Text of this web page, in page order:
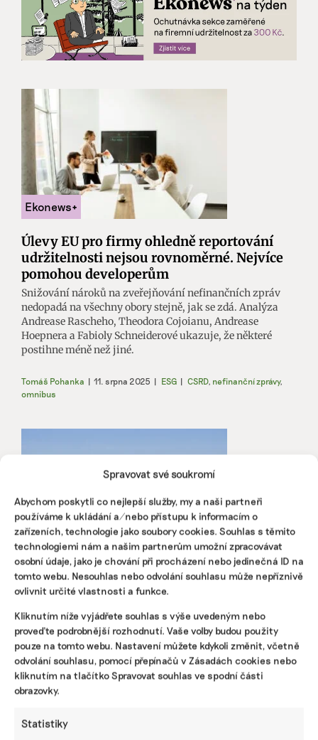
Spravovat své soukromí
Abychom poskytli co nejlepší služby, my a naši partneři
používáme k ukládání a/nebo přístupu k informacím o
zařízeních, technologie jako soubory cookies. Souhlas s těmito
technologiemi nám a našim partnerům umožní zpracovávat
osobní údaje, jako je chování při procházení nebo jedinečná ID na
tomto webu. Nesouhlas nebo odvolání souhlasu může nepříznivě
ovlivnit určité vlastnosti a funkce.
Kliknutím níže vyjádřete souhlas s výše uvedeným nebo
proveďte podrobnější rozhodnutí. Vaše volby budou použity
pouze na tomto webu. Nastavení můžete kdykoli změnit, včetně
odvolání souhlasu, pomocí přepínačů v Zásadách cookies nebo
kliknutím na tlačítko Spravovat souhlas ve spodní části
obrazovky.
Statistiky
Úlevy EU pro firmy ohledně reportování
udržitelnosti nejsou rovnoměrné. Nejvíce
pomohou developerům
Snižování nároků na zveřejňování nefinančních zpráv
nedopadá na všechny obory stejně, jak se zdá. Analýza
Andrease Rascheho, Theodora Cojoianu, Andrease
Hoepnera a Fabioly Schneiderové ukazuje, že některé
postihne méně než jiné.
Tomáš Pohanka | 11. srpna 2025 | ESG | CSRD, nefinanční zprávy,
omnibus
Nebudete reportovat emise, můžete jít do
vězení. Jihoafrická republika přitvrzuje v
boji s emisemi CO2
Tresty odnětí svobody, pokuty a vyšší daně hrozí firmám
a jejich šéfům, pokud budou porušovat nově zaváděná
pravidla. Jejich cílem je snížit emise uhlíku, v nichž patří
Jihoafrická republika na světě na patnácté místo.
změna | snižování emisí CO2